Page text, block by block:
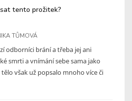
tento prožitek?
TŮMOVÁ
odborníci brání a třeba jej ani
smrti a vnímání sebe sama jako
však už popsalo mnoho více či